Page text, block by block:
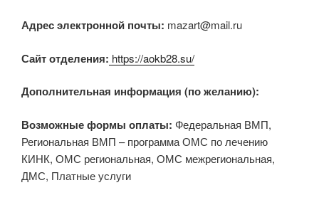
Адрес электронной почты: mazart@mail.ru
Сайт отделения: https://aokb28.su/
Дополнительная информация (по желанию):
Возможные формы оплаты: Федеральная ВМП,
Региональная ВМП – программа ОМС по лечению
КИНК, ОМС региональная, ОМС межрегиональная,
ДМС, Платные услуги